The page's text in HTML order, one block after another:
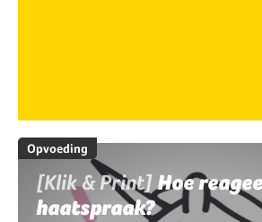
Opvoeding
[Klik & Print]Hoe
haatspraak?